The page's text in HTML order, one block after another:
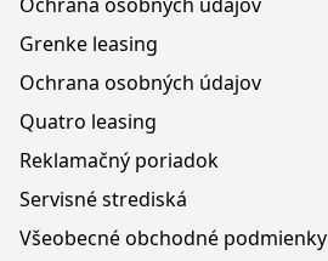
Grenke leasing
Ochrana osobných údajov
Quatro leasing
Reklamačný poriadok
Servisné strediská
Všeobecné obchodné podmienky